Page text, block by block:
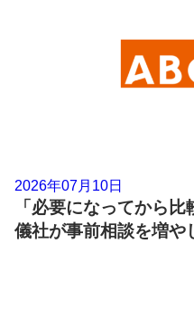
2026年07月10日
「必要になってから
儀社が事前相談を増や